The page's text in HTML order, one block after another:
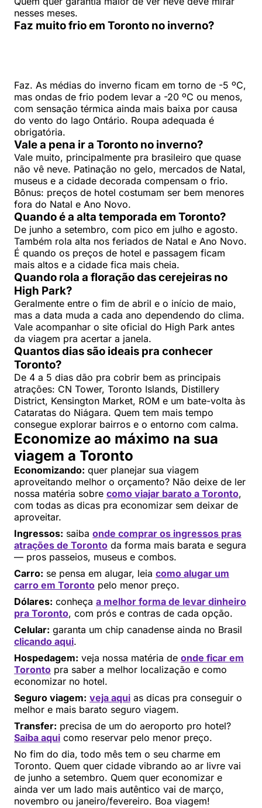
nesses meses.
Faz muito frio em Toronto no inverno?
Faz. As médias do inverno ficam em torno de -5 ºC,
mas ondas de frio podem levar a -20 ºC ou menos,
com sensação térmica ainda mais baixa por causa
do vento do lago Ontário. Roupa adequada é
obrigatória.
Vale a pena ir a Toronto no inverno?
Vale muito, principalmente pra brasileiro que quase
não vê neve. Patinação no gelo, mercados de Natal,
museus e a cidade decorada compensam o frio.
Bônus: preços de hotel costumam ser bem menores
fora do Natal e Ano Novo.
Quando é a alta temporada em Toronto?
De junho a setembro, com pico em julho e agosto.
Também rola alta nos feriados de Natal e Ano Novo.
É quando os preços de hotel e passagem ficam
mais altos e a cidade fica mais cheia.
Quando rola a floração das cerejeiras no
High Park?
Geralmente entre o fim de abril e o início de maio,
mas a data muda a cada ano dependendo do clima.
Vale acompanhar o site oficial do High Park antes
da viagem pra acertar a janela.
Quantos dias são ideais pra conhecer
Toronto?
De 4 a 5 dias dão pra cobrir bem as principais
atrações: CN Tower, Toronto Islands, Distillery
District, Kensington Market, ROM e um bate-volta às
Cataratas do Niágara. Quem tem mais tempo
consegue explorar bairros e o entorno com calma.
Economize ao máximo na sua
viagem a Toronto
Economizando: quer planejar sua viagem
aproveitando melhor o orçamento? Não deixe de ler
nossa matéria sobre como viajar barato a Toronto,
com todas as dicas pra economizar sem deixar de
aproveitar.
Ingressos: saiba onde comprar os ingressos pras
atrações de Toronto da forma mais barata e segura
— pros passeios, museus e combos.
Carro: se pensa em alugar, leia como alugar um
carro em Toronto pelo menor preço.
Dólares: conheça a melhor forma de levar dinheiro
pra Toronto, com prós e contras de cada opção.
Celular: garanta um chip canadense ainda no Brasil
clicando aqui.
Hospedagem: veja nossa matéria de onde ficar em
Toronto pra saber a melhor localização e como
economizar no hotel.
Seguro viagem: veja aqui as dicas pra conseguir o
melhor e mais barato seguro viagem.
Transfer: precisa de um do aeroporto pro hotel?
Saiba aqui como reservar pelo menor preço.
No fim do dia, todo mês tem o seu charme em
Toronto. Quem quer cidade vibrando ao ar livre vai
de junho a setembro. Quem quer economizar e
ainda ver um lado mais autêntico vai de março,
novembro ou janeiro/fevereiro. Boa viagem!